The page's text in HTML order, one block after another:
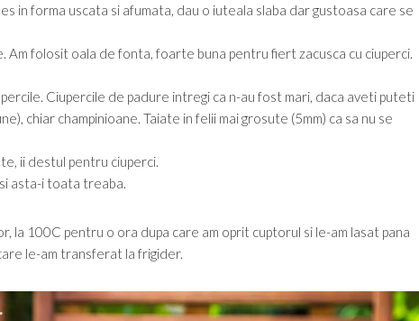
in forma uscata si afumata, dau o iuteala slaba dar gustoasa care se
Am folosit oala de fonta, foarte buna pentru fiert zacusca cu ciuperci.
Ciupercile de padure intregi ca n-au fost mari, daca aveti puteti
chiar champinioane. Taiate in felii mai grosute (5mm) ca sa nu se
ii destul pentru ciuperci.
asta-i toata treaba.
la 100C pentru o ora dupa care am oprit cuptorul si le-am lasat pana
le-am transferat la frigider.